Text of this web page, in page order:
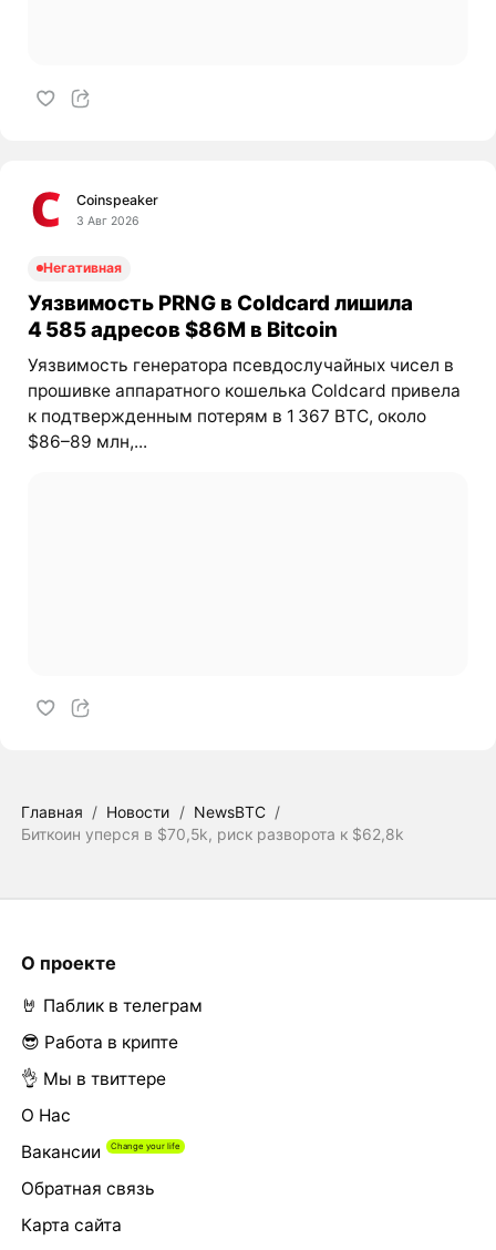
Coinspeaker
3 Авг 2026
Негативная
Уязвимость PRNG в Coldcard лишила
4 585 адресов $86M в Bitcoin
Уязвимость генератора псевдослучайных чисел в
прошивке аппаратного кошелька Coldcard привела
к подтвержденным потерям в 1 367 BTC, около
$86–89 млн,...
Главная / Новости / NewsBTC /
Биткоин уперся в $70,5k, риск разворота к $62,8k
О проекте
🤘 Паблик в телеграм
😎 Работа в крипте
👌 Мы в твиттере
О Нас
Вакансии
Обратная связь
Карта сайта